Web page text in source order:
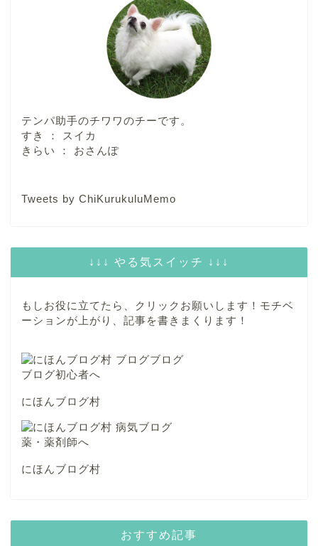
テンパ助手のチワワのチーです。
すき ： スイカ
きらい ： おさんぽ
Tweets by ChiKurukuluMemo
↓↓↓ やる気スイッチ ↓↓↓
もしお役に立てたら、クリックお願いします！モチベ
ーションが上がり、記事を書きまくります！
にほんブログ村
にほんブログ村
おすすめ記事